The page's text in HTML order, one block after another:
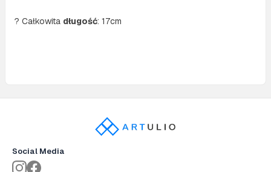
? Całkowita długość: 17cm
Social Media